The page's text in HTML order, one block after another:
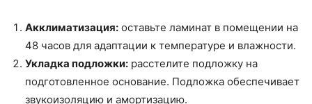
Акклиматизация: оставьте ламинат в помещении на
48 часов для адаптации к температуре и влажности.
Укладка подложки: расстелите подложку на
подготовленное основание. Подложка обеспечивает
звукоизоляцию и амортизацию.